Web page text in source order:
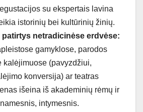
su ekspertais lavina
istorinių bei kultūrinių žinių.
patirtys netradicinėse erdvėse:
gamyklose, parodos
kalėjimuose (pavyzdžiui,
konversija) ar teatras
išeina iš akademinių rėmų ir
intymesnis.